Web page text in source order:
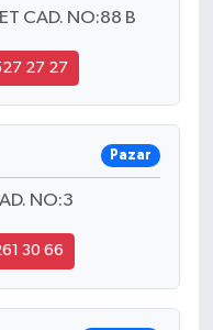
CAD. NO:88 B
27 27
Pazar
NO:3
30 66